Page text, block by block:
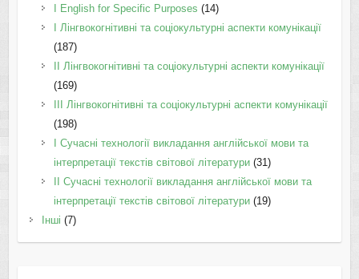
І English for Specific Purposes (14)
I Лінгвокогнітивні та соціокультурні аспекти комунікації
(187)
IІ Лінгвокогнітивні та соціокультурні аспекти комунікації
(169)
IІI Лінгвокогнітивні та соціокультурні аспекти комунікації
(198)
I Cучасні технології викладання англійської мови та
інтерпретації текстів світової літератури(31)
II Cучасні технології викладання англійської мови та
інтерпретації текстів світової літератури(19)
Інші (7)